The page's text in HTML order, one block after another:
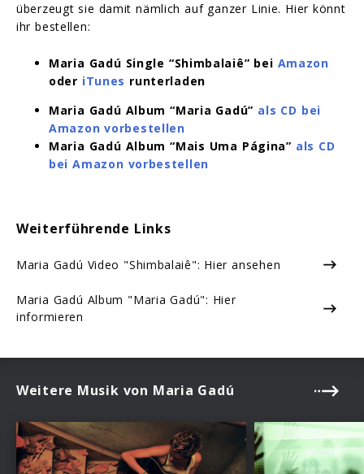
überzeugt sie damit nämlich auf ganzer Linie. Hier könnt
ihr bestellen:
Maria Gadú Single “Shimbalaiê” bei Amazon
oder iTunes runterladen
Maria Gadú Album “Maria Gadú” als CD bei
Amazon vorbestellen
Maria Gadú Album “Mais Uma Página” als CD
bei Amazon vorbestellen
Weiterführende Links
Maria Gadú Video "Shimbalaiê": Hier ansehen
Maria Gadú Album "Maria Gadú": Hier
informieren
Weitere Musik von Maria Gadú